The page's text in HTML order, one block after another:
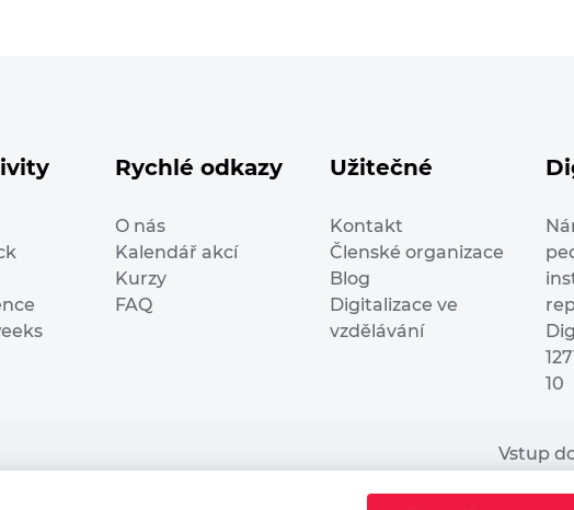
Rychlé odkazy
O nás
Kalendář akcí
Kurzy
FAQ
Užitečné
Kontakt
Členské organizace
Blog
Digitalizace ve
vzdělávání
10
Vstup
the European Commission Innovation and Networks